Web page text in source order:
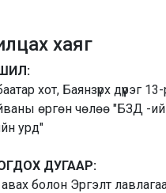
хаяг
хот, Баянзүрх дүүрэг
өргөн чөлөө "БЗД -
урд"
ДУГААР:
авах болон Эргэлт